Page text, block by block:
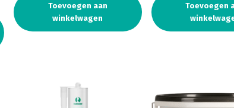
Toevoegen aan
winkelwagen
Toevoegen